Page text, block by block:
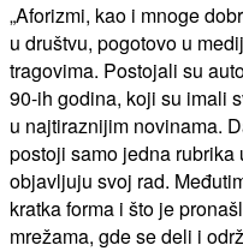
„Aforizmi, kao i mnoge
u društvu, pogotovo u
tragovima. Postojali su
90-ih godina, koji su imali
u najtiraznijim novinama.
postoji samo jedna
objavljuju svoj rad.
kratka forma i što je
mrežama, gde se deli i